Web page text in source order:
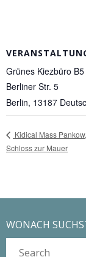
Grünes Kiezbüro B5
Berliner Str. 5
Berlin, 13187
Kidical Mass
Schloss zur Mauer
WONACH